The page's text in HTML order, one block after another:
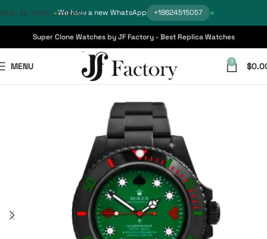
We have a new WhatsApp +18624515057
Skip to main content
Super Clone Watches by JF Factory - Best Replica Watches
MENU 0 $